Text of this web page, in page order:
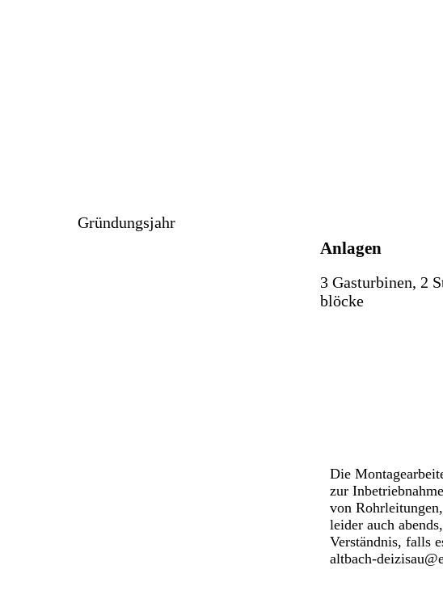
Gründungsjahr
Anlagen
3 Gasturbinen, 2
blöcke
Die
zur
von
leider auch
Verständnis, falls
altbach-